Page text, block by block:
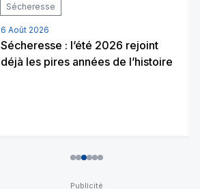
Sécheresse
6 Août 2026
Sécheresse : l’été 2026 rejoint
déjà les pires années de l’histoire